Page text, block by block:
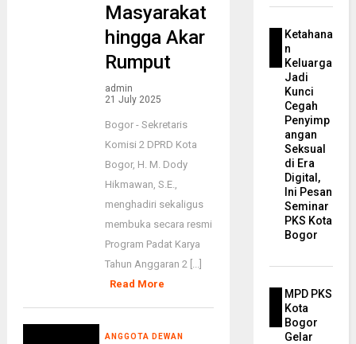
Masyarakat
hingga Akar
Rumput
admin
21 July 2025
Bogor - Sekretaris
Komisi 2 DPRD Kota
Bogor, H. M. Dody
Hikmawan, S.E.,
menghadiri sekaligus
membuka secara resmi
Program Padat Karya
Tahun Anggaran 2 [...]
Read More
ANGGOTA DEWAN
Ketahana
n
Keluarga
Jadi
Kunci
Cegah
Penyimp
angan
Seksual
di Era
Digital,
Ini Pesan
Seminar
PKS Kota
Bogor
MPD PKS
Kota
Bogor
Gelar